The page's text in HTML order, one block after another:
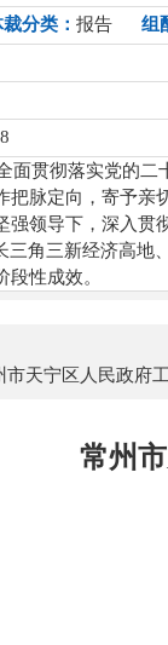
分类： 报告
组
面贯彻落实党的
把脉定向，寄予亲
强领导下，深入贯
三角三新经济高地
性成效。
市天宁区人民政府
常州